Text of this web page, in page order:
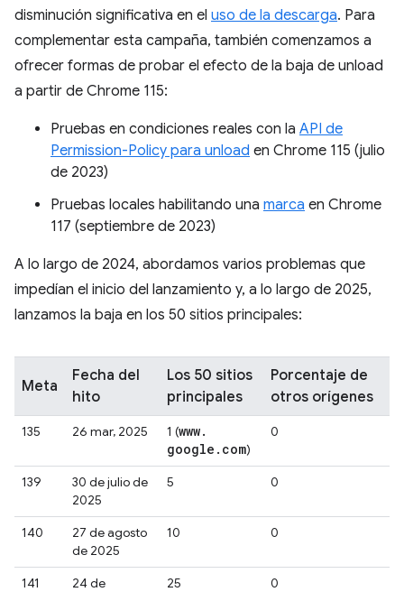
disminución significativa en el uso de la descarga. Para
complementar esta campaña, también comenzamos a
ofrecer formas de probar el efecto de la baja de unload
a partir de Chrome 115:
Pruebas en condiciones reales con la API de
Permission-Policy para unload en Chrome 115 (julio
de 2023)
Pruebas locales habilitando una marca en Chrome
117 (septiembre de 2023)
A lo largo de 2024, abordamos varios problemas que
impedían el inicio del lanzamiento y, a lo largo de 2025,
lanzamos la baja en los 50 sitios principales:
Meta
Fecha del
hito
Los 50 sitios
principales
Porcentaje de
otros orígenes
135 26 mar, 2025 1 (www.
google . com)
0
139
30 de julio de
2025
5 0
140
27 de agosto
de 2025
10 0
141
24 de
25 0